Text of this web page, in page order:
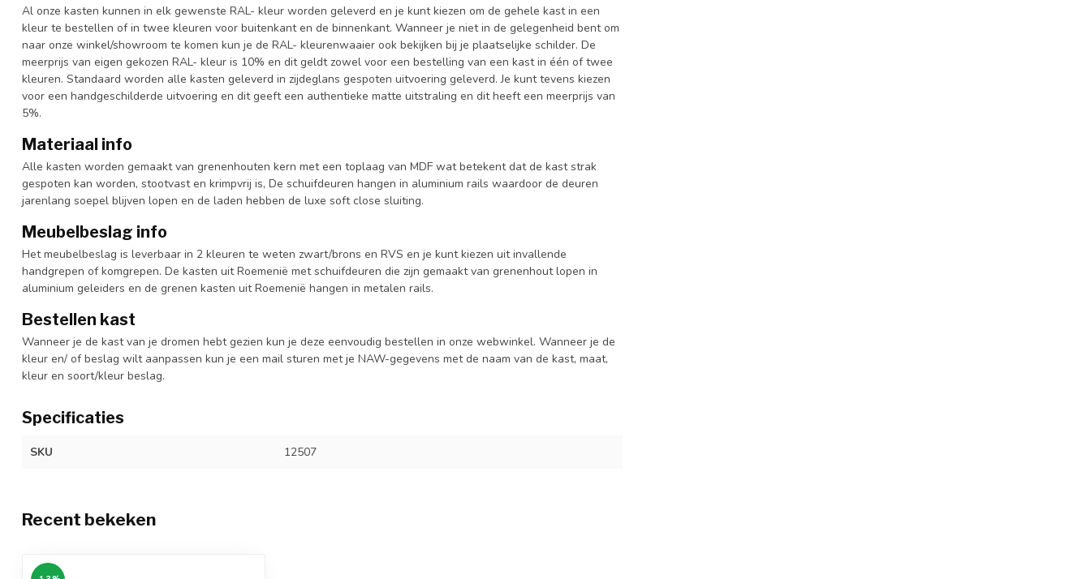
Al onze kasten kunnen in elk gewenste RAL- kleur worden geleverd en je kunt kiezen om de gehele kast in een
kleur te bestellen of in twee kleuren voor buitenkant en de binnenkant. Wanneer je niet in de gelegenheid bent om
naar onze winkel/showroom te komen kun je de RAL- kleurenwaaier ook bekijken bij je plaatselijke schilder. De
meerprijs van eigen gekozen RAL- kleur is 10% en dit geldt zowel voor een bestelling van een kast in één of twee
kleuren. Standaard worden alle kasten geleverd in zijdeglans gespoten uitvoering geleverd. Je kunt tevens kiezen
voor een handgeschilderde uitvoering en dit geeft een authentieke matte uitstraling en dit heeft een meerprijs van
5%.
Materiaal info
Alle kasten worden gemaakt van grenenhouten kern met een toplaag van MDF wat betekent dat de kast strak
gespoten kan worden, stootvast en krimpvrij is, De schuifdeuren hangen in aluminium rails waardoor de deuren
jarenlang soepel blijven lopen en de laden hebben de luxe soft close sluiting.
Meubelbeslag info
Het meubelbeslag is leverbaar in 2 kleuren te weten zwart/brons en RVS en je kunt kiezen uit invallende
handgrepen of komgrepen. De kasten uit Roemenië met schuifdeuren die zijn gemaakt van grenenhout lopen in
aluminium geleiders en de grenen kasten uit Roemenië hangen in metalen rails.
Bestellen kast
Wanneer je de kast van je dromen hebt gezien kun je deze eenvoudig bestellen in onze webwinkel. Wanneer je de
kleur en/ of beslag wilt aanpassen kun je een mail sturen met je NAW-gegevens met de naam van de kast, maat,
kleur en soort/kleur beslag.
Specificaties
SKU 12507
Recent bekeken